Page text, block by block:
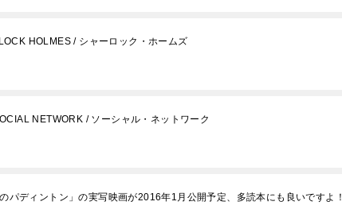
HOLMES / シャーロック・ホームズ
NETWORK / ソーシャル・ネットワーク
のパディントン」の実写映画が2016年1月公開予定、多読本にも良いですよ！